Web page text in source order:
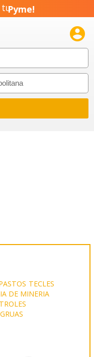
tuNegocio!
Emprendimiento!

TECLES
DE MINERIA